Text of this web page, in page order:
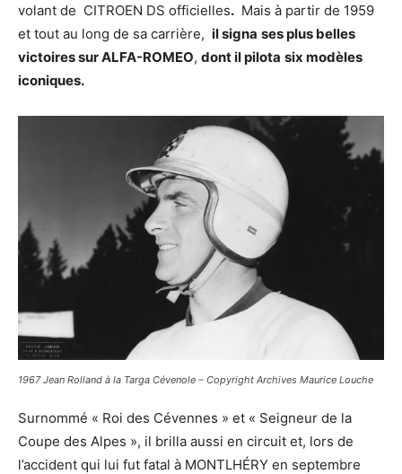
volant de CITROEN DS officielles. Mais à partir de 1959
et tout au long de sa carrière, il signa ses plus belles
victoires sur ALFA-ROMEO, dont il pilota six modèles
iconiques.
1967 Jean Rolland à la Targa Cévenole – Copyright Archives Maurice Louche
Surnommé « Roi des Cévennes » et « Seigneur de la
Coupe des Alpes », il brilla aussi en circuit et, lors de
l’accident qui lui fut fatal à MONTLHÉRY en septembre